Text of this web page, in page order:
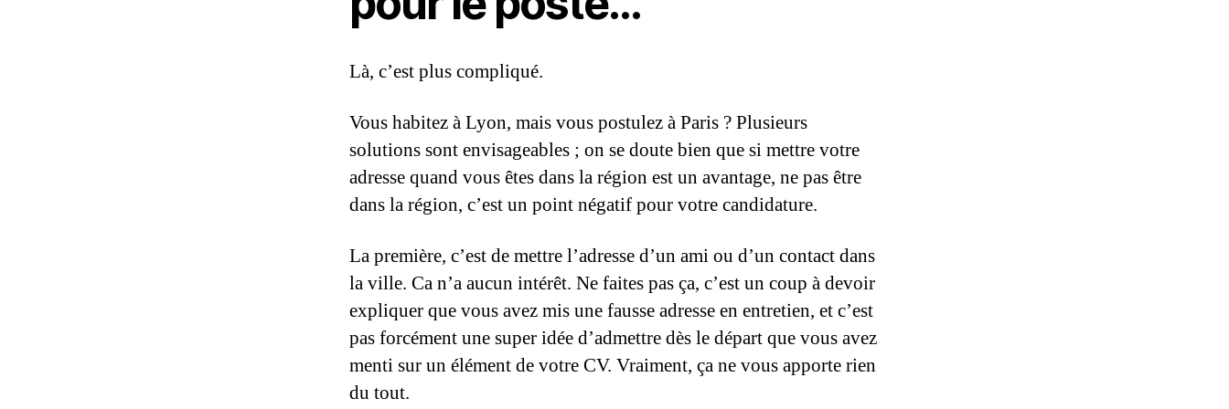
Là, c’est plus compliqué.
Vous habitez à Lyon, mais vous postulez à Paris ? Plusieurs
solutions sont envisageables ; on se doute bien que si mettre votre
adresse quand vous êtes dans la région est un avantage, ne pas être
dans la région, c’est un point négatif pour votre candidature.
La première, c’est de mettre l’adresse d’un ami ou d’un contact dans
la ville. Ca n’a aucun intérêt. Ne faites pas ça, c’est un coup à devoir
expliquer que vous avez mis une fausse adresse en entretien, et c’est
pas forcément une super idée d’admettre dès le départ que vous avez
menti sur un élément de votre CV. Vraiment, ça ne vous apporte rien
du tout.